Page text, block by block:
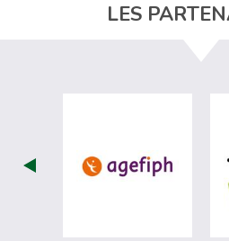
LES
visiter